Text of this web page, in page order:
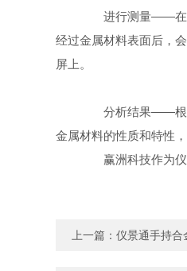
进行测量——在选
经过金属材料表面后，
屏上。
分析结果——根据
金属材料的性质和特性
赢洲科技作为仪
上一篇： 仪景通手持合